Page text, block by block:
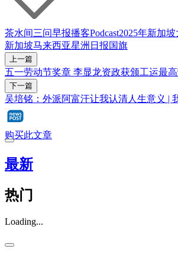
茶水间三问早报播客Podcast2025年新加
新加坡马来西亚星洲日报国旗
上一篇
五一劳动节奖章 李显龙资政获颁工运最
下一篇
吴培铭：外派阿富汗让我认清人生意义 |
购买此文章
最新
热门
Loading...